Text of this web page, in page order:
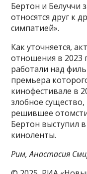
Бертон и Белуччи
относятся друг к
симпатией».
Как уточняется,
отношения в 2023
работали над
премьера
кинофестивале в
злобное
решившее
Бертон выступил
киноленты.
Рим, Анастасия